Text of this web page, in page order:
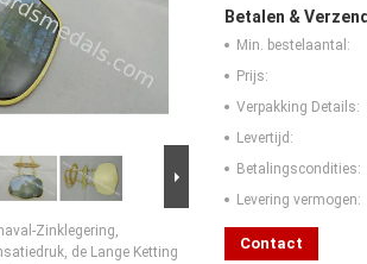
Zinklegering,
de Lange Ketting
Betalen &
Min. bestelaantal:
Prijs:
Verpakking Details:
Levertijd:
Betalingscondities:
Levering vermogen:
Contact